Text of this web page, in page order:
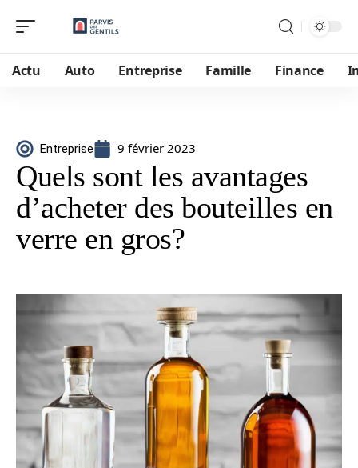
Actu Auto Entreprise Famille Finance
Entreprise 9 février 2023
Quels sont les avantages
d’acheter des bouteilles en
verre en gros?